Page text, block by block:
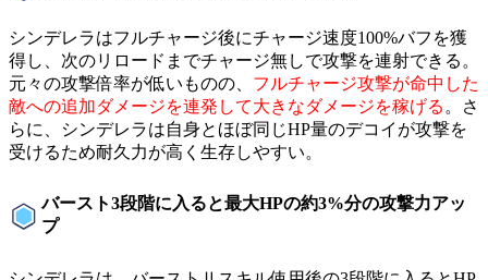
シンデレラはフルチャージ後にチャージ速度100%バフを獲
得し、次のリロードまでチャージ無しで攻撃を連射できる。
元々の攻撃倍率が低いものの、 フルチャージ攻撃が命中した
敵への追加ダメージを連発して大きなダメージを稼げる 。さ
らに、シンデレラは自身とほぼ同じHP量のデコイが攻撃を
受けるため耐久力が高く生存しやすい。
バースト3段階に入ると最大HPの約3%分の攻撃力アッ
プ